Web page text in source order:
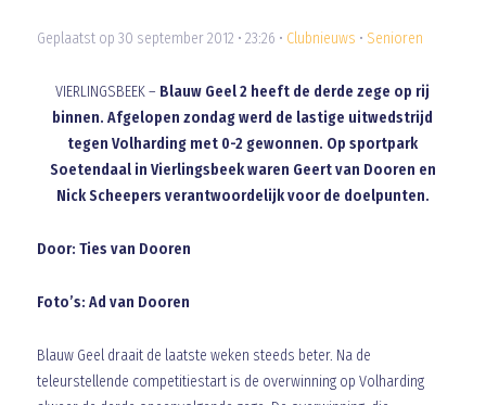
Geplaatst op 30 september 2012 • 23:26 • Clubnieuws • Senioren
VIERLINGSBEEK – Blauw Geel 2 heeft de derde zege op rij
binnen. Afgelopen zondag werd de lastige uitwedstrijd
tegen Volharding met 0-2 gewonnen. Op sportpark
Soetendaal in Vierlingsbeek waren Geert van Dooren en
Nick Scheepers verantwoordelijk voor de doelpunten.
Door: Ties van Dooren
Foto’s: Ad van Dooren
Blauw Geel draait de laatste weken steeds beter. Na de
teleurstellende competitiestart is de overwinning op Volharding